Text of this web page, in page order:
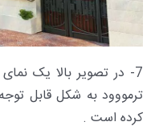
7- در تصویر بالا یک
ترمووود به شکل قابل
کرده است .